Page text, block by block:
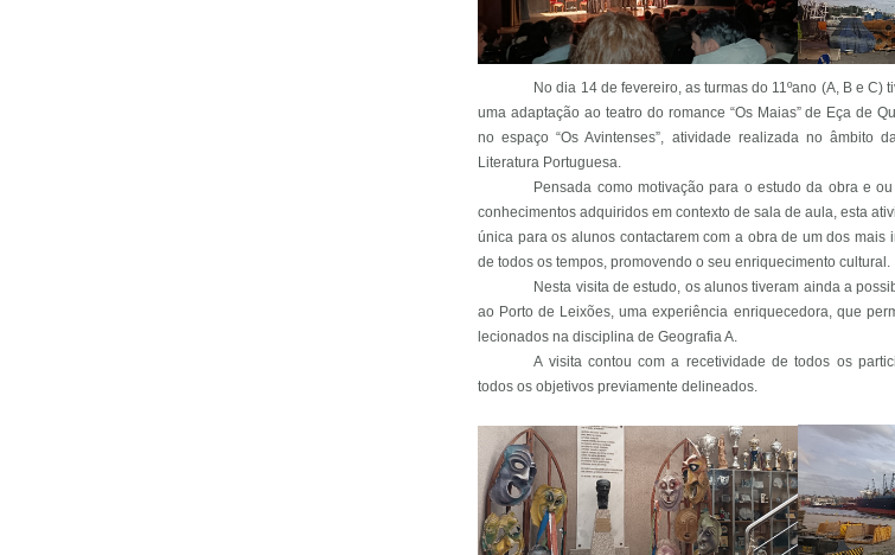
No dia 14 de fevereiro, as turmas do 11ºano (A, B e C)
uma adaptação ao teatro do romance “Os Maias” de Eça de
no espaço “Os Avintenses”, atividade realizada no âmbito
Literatura Portuguesa.
Pensada como motivação para o estudo da obra e
conhecimentos adquiridos em contexto de sala de aula, esta
única para os alunos contactarem com a obra de um dos mais
de todos os tempos, promovendo o seu enriquecimento cultural.
Nesta visita de estudo, os alunos tiveram ainda a
ao Porto de Leixões, uma experiência enriquecedora, que
lecionados na disciplina de Geografia A.
A visita contou com a recetividade de todos os
todos os objetivos previamente delineados.